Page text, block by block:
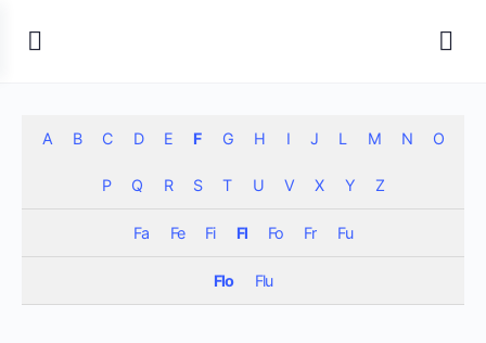
A B C D E F G H I J L M N O
P Q R S T U V X Y Z
Fa Fe Fi Fl Fo Fr Fu
Flo Flu